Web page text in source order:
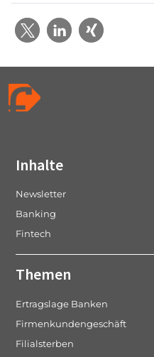
Inhalte
Newsletter
Banking
Fintech
Themen
Ertragslage Banken
Firmenkundengeschäft
Filialsterben